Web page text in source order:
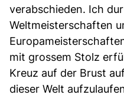
verabschieden. Ich
Weltmeisterschaften
mit grossem Stolz
Kreuz auf der Brust
dieser Welt